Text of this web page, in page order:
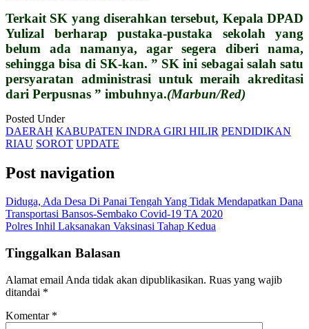
Terkait SK yang diserahkan tersebut, Kepala DPAD
Yulizal berharap pustaka-pustaka sekolah yang
belum ada namanya, agar segera diberi nama,
sehingga bisa di SK-kan. ” SK ini sebagai salah satu
persyaratan administrasi untuk meraih akreditasi
dari Perpusnas ” imbuhnya.(Marbun/Red)
Posted Under
DAERAH KABUPATEN INDRA GIRI HILIR PENDIDIKAN
RIAU SOROT UPDATE
Post navigation
Diduga, Ada Desa Di Panai Tengah Yang Tidak Mendapatkan Dana
Transportasi Bansos-Sembako Covid-19 TA 2020
Polres Inhil Laksanakan Vaksinasi Tahap Kedua
Tinggalkan Balasan
Alamat email Anda tidak akan dipublikasikan. Ruas yang wajib
ditandai *
Komentar *